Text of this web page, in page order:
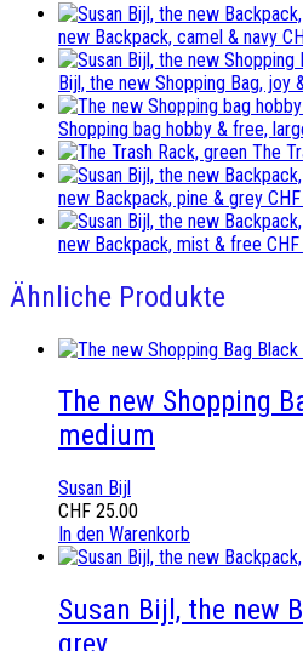
new Backpack, camel & navy
Bijl, the new Shopping Bag, joy
Shopping bag hobby & free,
The
new Backpack, pine & grey CHF
new Backpack, mist & free CHF
Ähnliche Produkte
The new Shopping
medium
Susan Bijl
CHF 25.00
In den Warenkorb
Susan Bijl, the new
grey